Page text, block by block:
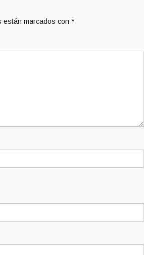
están marcados con *